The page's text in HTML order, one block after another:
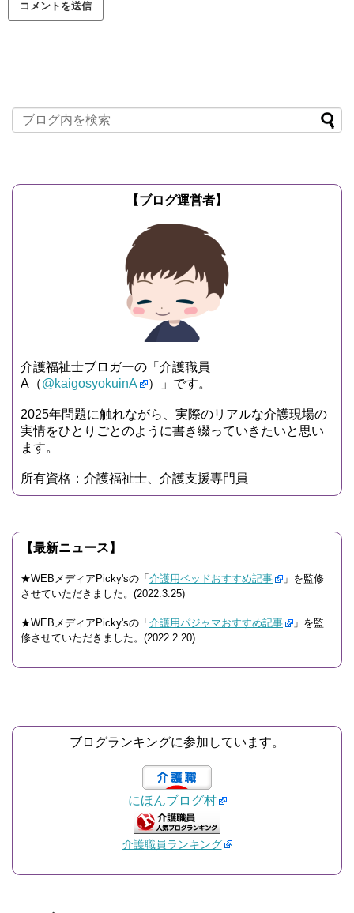
【ブログ運営者】
介護福祉士ブロガーの「介護職員
A（@kaigosyokuinA ）」です。
2025年問題に触れながら、実際のリアルな介護現場の
実情をひとりごとのように書き綴っていきたいと思い
ます。
所有資格：介護福祉士、介護支援専門員
【最新ニュース】
★WEBメディアPicky'sの「 介護用ベッドおすすめ記事
」を監修
させていただきました。(2022.3.25)
★WEBメディアPicky'sの「 介護用パジャマおすすめ記事
」を監
修させていただきました。(2022.2.20)
ブログランキングに参加しています。
にほんブログ村
介護職員ランキング